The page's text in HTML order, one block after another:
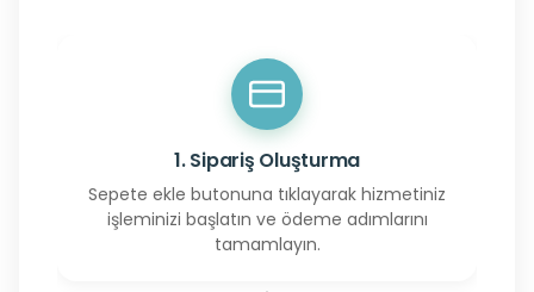
1. Sipariş Oluşturma
Sepete ekle butonuna tıklayarak hizmetiniz
işleminizi başlatın ve ödeme adımlarını
tamamlayın.